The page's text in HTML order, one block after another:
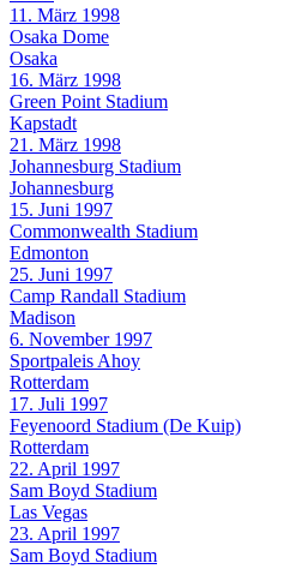
11. März 1998
Osaka Dome
Osaka
16. März 1998
Green Point Stadium
Kapstadt
21. März 1998
Johannesburg Stadium
Johannesburg
15. Juni 1997
Commonwealth Stadium
Edmonton
25. Juni 1997
Camp Randall Stadium
Madison
6. November 1997
Sportpaleis Ahoy
Rotterdam
17. Juli 1997
Feyenoord Stadium (De Kuip)
Rotterdam
22. April 1997
Sam Boyd Stadium
Las Vegas
23. April 1997
Sam Boyd Stadium